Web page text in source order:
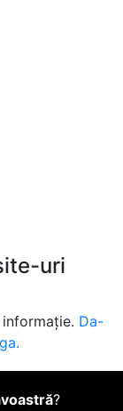
uri
Da-
?